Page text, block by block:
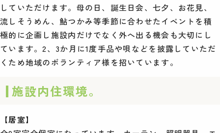
していただけます。母の日、誕生日会、七夕、お花見、
流しそうめん、鮎つかみ等季節に合わせたイベントを積
極的に企画し施設内だけでなく外へ出る機会も大切にし
ています。2、3か月に1度手品や唄などを披露していただ
くため地域のボランティア様を招いています。
施設内住環境。
【居室】